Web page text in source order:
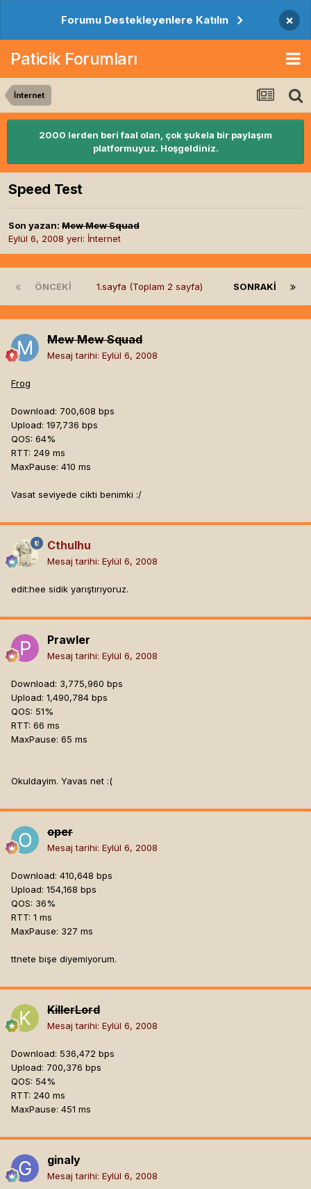
Forumu Destekleyenlere Katılın ×
Paticik Forumları
İnternet
2000 lerden beri faal olan, çok şukela bir paylaşım
platformuyuz. Hoşgeldiniz.
Speed Test
Son yazan: Mew Mew Squad
Eylül 6, 2008 yeri: İnternet
ÖNCEKI SONRAKI
1.sayfa (Toplam 2 sayfa)
Mew Mew Squad
Mesaj tarihi: Eylül 6, 2008
Frog
Download: 700,608 bps
Upload: 197,736 bps
QOS: 64%
RTT: 249 ms
MaxPause: 410 ms
Vasat seviyede cikti benimki :/
Cthulhu
Mesaj tarihi: Eylül 6, 2008
edit:hee sidik yarıştırıyoruz.
Prawler
Mesaj tarihi: Eylül 6, 2008
Download: 3,775,960 bps
Upload: 1,490,784 bps
QOS: 51%
RTT: 66 ms
MaxPause: 65 ms
Okuldayim. Yavas net :(
oper
Mesaj tarihi: Eylül 6, 2008
Download: 410,648 bps
Upload: 154,168 bps
QOS: 36%
RTT: 1 ms
MaxPause: 327 ms
ttnete bişe diyemiyorum.
KillerLord
Mesaj tarihi: Eylül 6, 2008
Download: 536,472 bps
Upload: 700,376 bps
QOS: 54%
RTT: 240 ms
MaxPause: 451 ms
ginaly
Mesaj tarihi: Eylül 6, 2008